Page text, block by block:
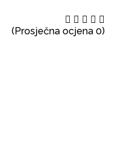
(Prosječna ocjena 0)